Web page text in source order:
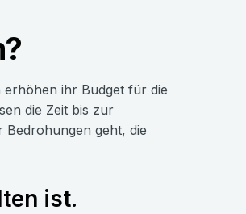
erhöhen ihr Budget für die
die Zeit bis zur
geht, die
ist.